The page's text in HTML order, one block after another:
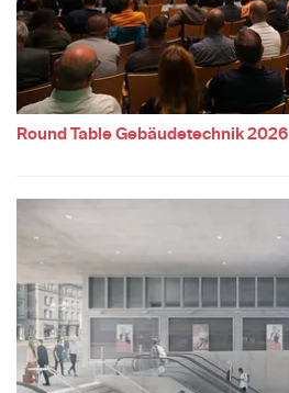
Round Table Gebäudetechnik 2026